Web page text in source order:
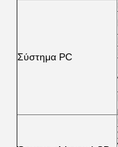
Σύστημα PC